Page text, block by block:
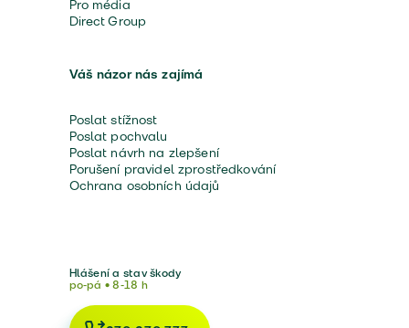
Pro média
Direct Group
Váš názor nás zajímá
Poslat stížnost
Poslat pochvalu
Poslat návrh na zlepšení
Porušení pravidel zprostředkování
Ochrana osobních údajů
Hlášení a stav škody
po-pá • 8-18 h